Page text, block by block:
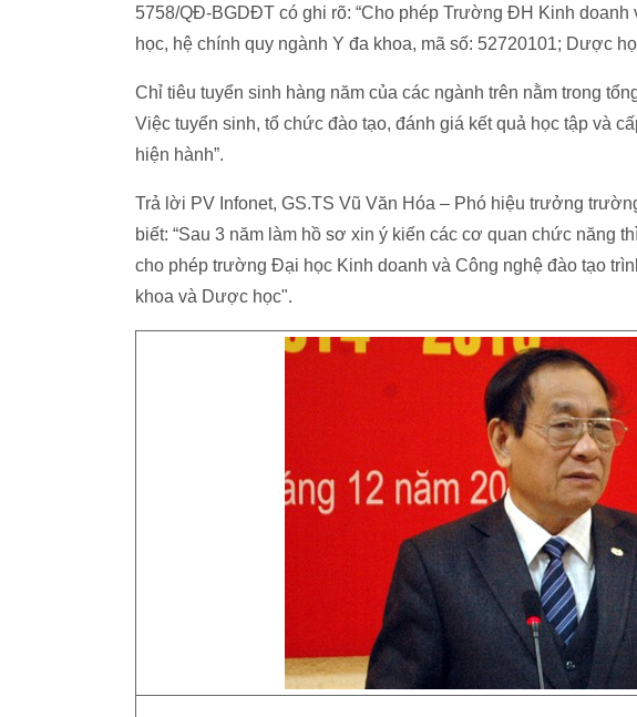
5758/QĐ-BGDĐT có ghi rõ: “Cho phép Trường ĐH Kinh doanh
học, hệ chính quy ngành Y đa khoa, mã số: 52720101; Dược
Chỉ tiêu tuyển sinh hàng năm của các ngành trên nằm trong
Việc tuyển sinh, tổ chức đào tạo, đánh giá kết quả học tập và
hiện hành”.
Trả lời PV Infonet, GS.TS Vũ Văn Hóa – Phó hiệu trưởng
biết: “Sau 3 năm làm hồ sơ xin ý kiến các cơ quan chức năng
cho phép trường Đại học Kinh doanh và Công nghệ đào tạo
khoa và Dược học".